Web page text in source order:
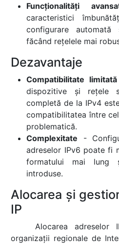
Funcționalități
caracteristici
configurare
făcând rețelele mai
Dezavantaje
Compatibilitate limitată
dispozitive și rețele
completă de la IPv4
compatibilitatea între
problematică.
Complexitate -
adreselor IPv6 poate fi
formatului mai lung
introduse.
Alocarea și
IP
Alocarea adreselor
organizații regionale de